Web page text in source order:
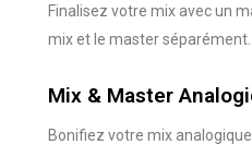
Finalisez votre mix avec un
mix et le master séparément.
Mix & Master
Bonifiez votre mix